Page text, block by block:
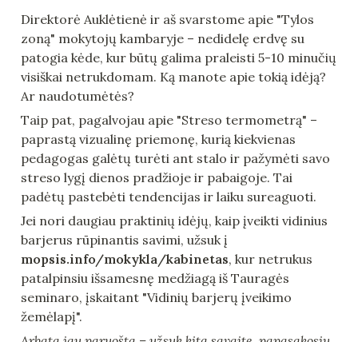
Direktorė Auklėtienė ir aš svarstome apie "Tylos
zoną" mokytojų kambaryje – nedidelę erdvę su
patogia kėde, kur būtų galima praleisti 5-10 minučių
visiškai netrukdomam. Ką manote apie tokią idėją?
Ar naudotumėtės?
Taip pat, pagalvojau apie "Streso termometrą" –
paprastą vizualinę priemonę, kurią kiekvienas
pedagogas galėtų turėti ant stalo ir pažymėti savo
streso lygį dienos pradžioje ir pabaigoje. Tai
padėtų pastebėti tendencijas ir laiku sureaguoti.
Jei nori daugiau praktinių idėjų, kaip įveikti vidinius
mopsis.info/mokykla/kabinetas, kur netrukus
patalpinsiu išsamesnę medžiagą iš Tauragės
seminaro, įskaitant "Vidinių barjerų įveikimo
žemėlapį".